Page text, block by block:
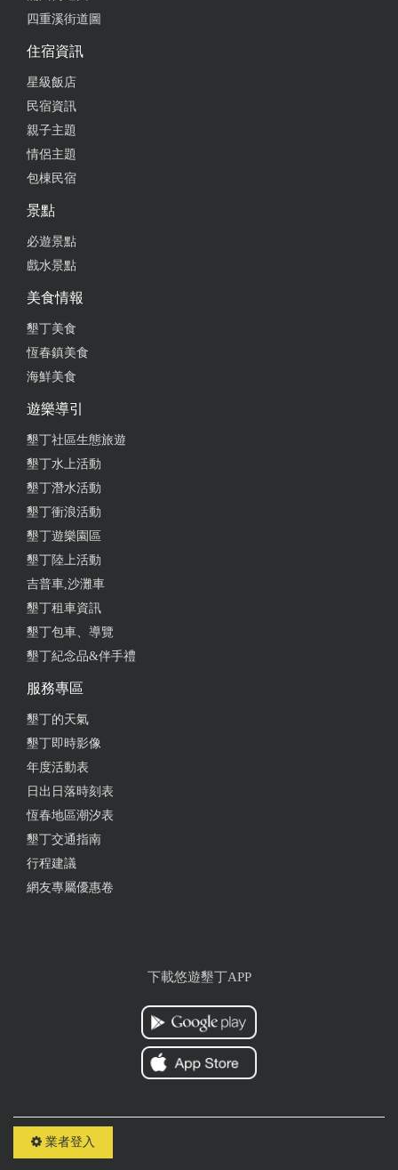
四重溪街道圖
住宿資訊
星級飯店
民宿資訊
親子主題
情侶主題
包棟民宿
景點
必遊景點
戲水景點
美食情報
墾丁美食
恆春鎮美食
海鮮美食
遊樂導引
墾丁社區生態旅遊
墾丁水上活動
墾丁潛水活動
墾丁衝浪活動
墾丁遊樂園區
墾丁陸上活動
吉普車,沙灘車
墾丁租車資訊
墾丁包車、導覽
墾丁紀念品&伴手禮
服務專區
墾丁的天氣
墾丁即時影像
年度活動表
日出日落時刻表
恆春地區潮汐表
墾丁交通指南
行程建議
網友專屬優惠卷
下載悠遊墾丁APP
業者登入